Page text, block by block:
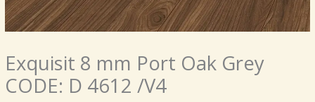
Exquisit 8 mm Port Oak Grey
CODE: D 4612 /V4